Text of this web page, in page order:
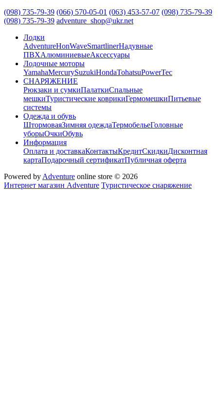
(098) 735-79-39 (066) 570-05-01 (063) 453-57-07 (098) 735-79-39
(098) 735-79-39 adventure_shop@ukr.net
Лодки
AdventureHonWaveSmartlinerНадувные
ПВХАлюминиевыеАксессуары
Лодочные моторы
YamahaMercurySuzukiHondaTohatsuPowerTec
СНАРЯЖЕНИЕ
Рюкзаки и сумкиПалаткиСпальные
мешкиТуристические коврикиГермомешкиПитьевые
системы
Одежда и обувь
ШтормоваяЗимняя одеждаТермобельеГоловные
уборыОчкиОбувь
Информация
Оплата и доставкаКонтактыКредитСкидкиДисконтная
картаПодарочный сертификатПубличная оферта
Powered by Adventure online store © 2026
Интернет магазин Adventure Туристическое снаряжение